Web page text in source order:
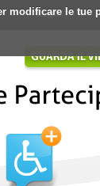
le tue
Login